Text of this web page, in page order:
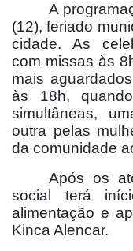
A
(12), feriado
cidade. As
com missas às
mais
às 18h,
simultâneas,
outra pelas
da comunidade
Após os
social terá
alimentação e
Kinca Alencar.